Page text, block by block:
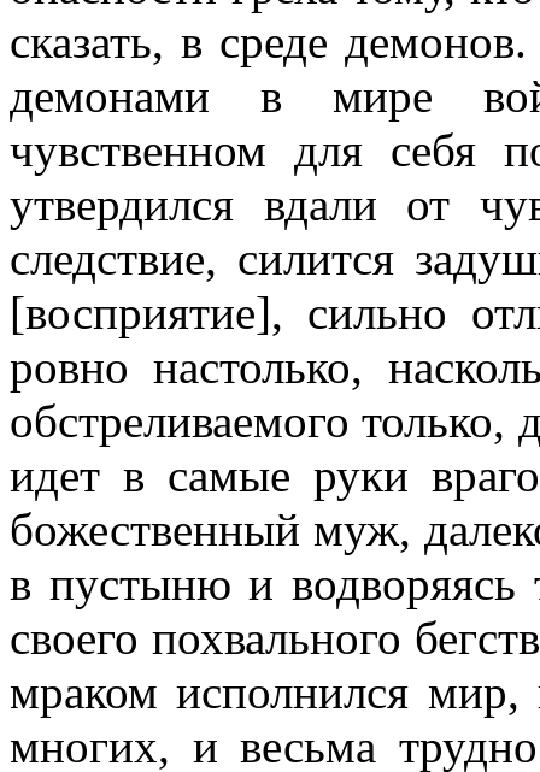
сказать, в среде
демонами в мире
чувственном для себя
утвердился вдали от
следствие, силится
[восприятие], сильно
ровно настолько,
обстреливаемого только,
идет в самые руки
божественный муж,
в пустыню и водворяясь
своего похвального
мраком исполнился мир,
многих, и весьма